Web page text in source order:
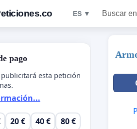
ES ▼ Buscar
pago
esta petición
20 € 40 € 80 €